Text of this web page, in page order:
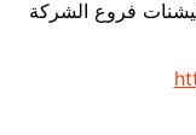
فروع الشركة